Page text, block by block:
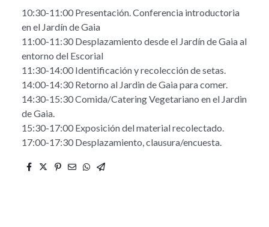
10:30-11:00 Presentación. Conferencia introductoria
en el Jardín de Gaia
11:00-11:30 Desplazamiento desde el Jardín de Gaia al
entorno del Escorial
11:30-14:00 Identificación y recolección de setas.
14:00-14:30 Retorno al Jardin de Gaia para comer.
14:30-15:30 Comida/Catering Vegetariano en el Jardin
de Gaia.
15:30-17:00 Exposición del material recolectado.
17:00-17:30 Desplazamiento, clausura/encuesta.